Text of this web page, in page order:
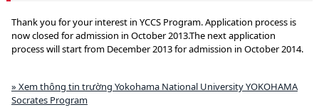
Thank you for your interest in YCCS Program. Application process is
now closed for admission in October 2013.The next application
process will start from December 2013 for admission in October 2014.
» Xem thông tin trường Yokohama National University YOKOHAMA
Socrates Program